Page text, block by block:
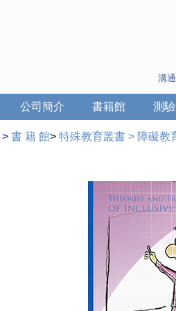
溝通
測
書籍館
公司簡介
> 書 籍 館> 特殊教育叢書 > 障礙教